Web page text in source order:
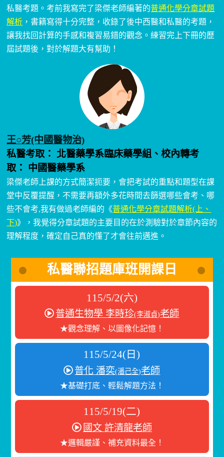
私醫考題。考前我寫完了梁傑老師編著的普通化學分章試題
解析 ，書籍寫得十分完整，收錄了後中西醫和私醫的考題，
讓我找回計算的手感和複習易錯的觀念。練習完上下冊的歷
屆試題後，對於解題大有幫助！
王○芳(中國醫物治)
私醫考取： 北醫藥學系臨床藥學組、校內轉考
取： 中國醫藥學系
梁傑老師上課的方式簡潔扼要，會把考試的重點和題型在課
堂中反覆提醒，不需要再額外多花時間去篩選哪些會考、哪
些不會考,我有做過老師編的《普通化學分章試題解析(上、
下)》，我覺得分章試題的主要目的在於測驗對於章節內容的
理解程度，確定自己真的懂了才會往前邁進。
私醫聯招題庫班開課日
115/5/2(六)
普通生物學 李時珍(李淑貞)老師
★觀念理解、以圖像化記憶！
115/5/24(日)
普化 潘奕(潘己全)老師
★基礎打底、輕鬆解題方法！
115/5/19(二)
國文 許清龍老師
★邏輯嚴謹、補充資料最全！